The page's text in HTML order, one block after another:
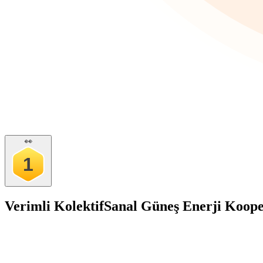
👀
1
Verimli KolektifSanal Güneş Enerji